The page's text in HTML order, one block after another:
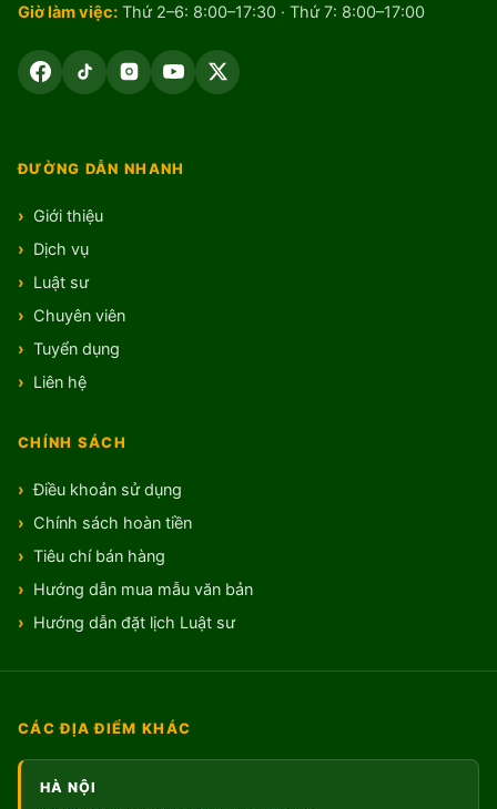
Giờ làm việc: Thứ 2–6: 8:00–17:30 · Thứ 7: 8:00–17:00
ĐƯỜNG DẪN NHANH
Giới thiệu
Dịch vụ
Luật sư
Chuyên viên
Tuyển dụng
Liên hệ
CHÍNH SÁCH
Điều khoản sử dụng
Chính sách hoàn tiền
Tiêu chí bán hàng
Hướng dẫn mua mẫu văn bản
Hướng dẫn đặt lịch Luật sư
CÁC ĐỊA ĐIỂM KHÁC
HÀ NỘI